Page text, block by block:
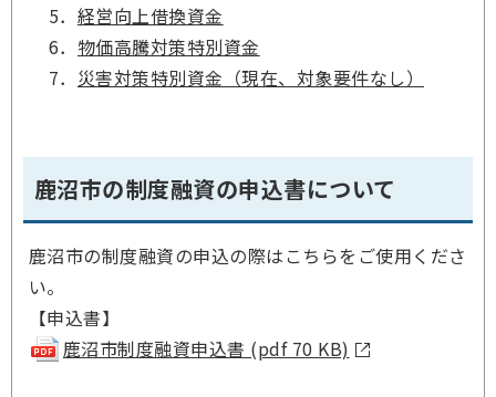
5． 経営向上借換資金
6． 物価高騰対策特別資金
7． 災害対策特別資金（現在、対象要件なし）
鹿沼市の制度融資の申込書について
鹿沼市の制度融資の申込の際はこちらをご使用くださ
い。
【申込書】
鹿沼市制度融資申込書 (pdf 70 KB)